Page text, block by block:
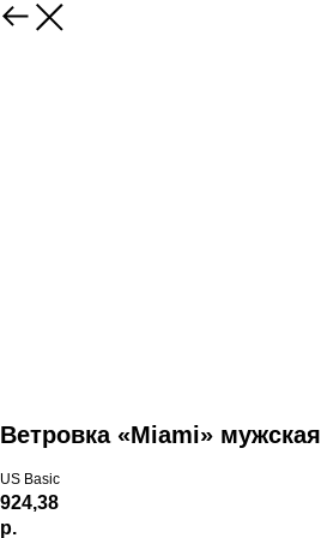
Ветровка «Miami» мужская
US Basic
924,38
р.